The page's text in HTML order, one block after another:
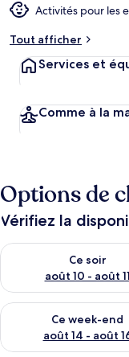
Activités pour les
Tout afficher
Services et
Comme à la
Options de
Vérifiez la
Ce soir
août 10 - août 11
Vérifier la disponibilité
Ce week-end
août 14 - août
Vérifier la